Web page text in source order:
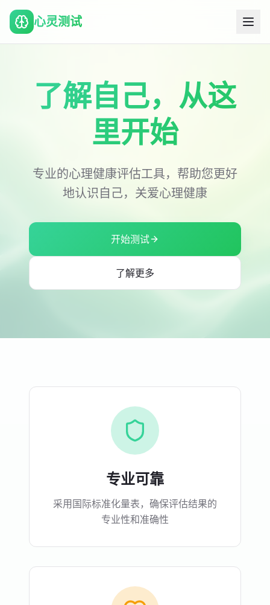
心灵测试
了解自己，从这
里开始
专业的心理健康评估工具，帮助您更好
地认识自己，关爱心理健康
开始测试
了解更多
专业可靠
采用国际标准化量表，确保评估结果的
专业性和准确性